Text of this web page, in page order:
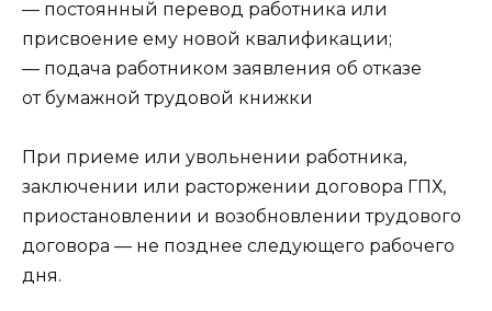
— постоянный перевод работника или
присвоение ему новой квалификации;
— подача работником заявления об отказе
от бумажной трудовой книжки
При приеме или увольнении работника,
заключении или расторжении договора ГПХ,
приостановлении и возобновлении трудового
договора — не позднее следующего рабочего
дня.